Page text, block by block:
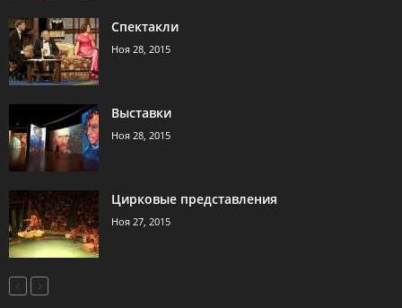
Спектакли
Ноя 28, 2015
Выставки
Ноя 28, 2015
Цирковые представления
Ноя 27, 2015